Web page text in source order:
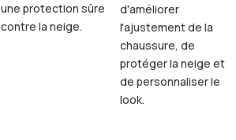
une protection sûre
contre la neige.
d'améliorer
l'ajustement de la
chaussure, de
protéger la neige et
de personnaliser le
look.